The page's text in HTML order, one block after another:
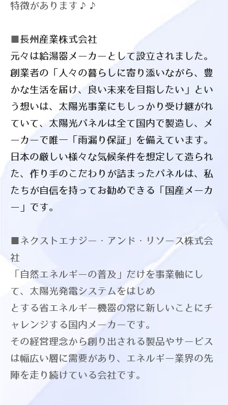
特徴があります♪♪
長州産業株式会社
元々は給湯器メーカーとして設立されました。
創業者の「人々の暮らしに寄り添いながら、豊
かな生活を届け、良い未来を目指したい」
とい
う想いは、太陽光事業にもしっかり受け継がれ
ていて、太陽光パネルは全て国内で製造し、 メ
ーカーで唯一「雨漏り保証」を備えています。
日本の厳しい様々な気候条件を想定して造られ
た、作り手のこだわ りが詰まったパネルは、 私
たちが自信を持ってお勧めできる「国産メーカ
ー」です。
■ネクストエナジー・アンド・リソース株式会
社
「自然エネルギーの普及」だけを事業軸にし
て、太陽光発電システムをはじめ
とする省エネルギー機器の常に新しいことにチ
ャレンジする国内メーカーです。
その経営理念から創り出される製品やサービス
は幅広い層に需要があり、エネルギー業界の先
陣を走り続けている会社です。